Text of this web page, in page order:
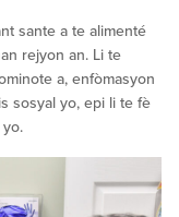
sante a te alimenté
rejyon an. Li te
a, enfòmasyon
sosyal yo, epi li te fè